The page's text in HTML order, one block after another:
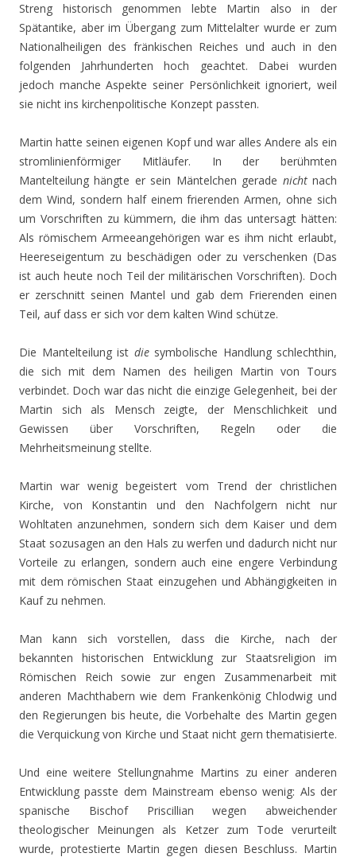
Streng historisch genommen lebte Martin also in der
Spätantike, aber im Übergang zum Mittelalter wurde er zum
Nationalheiligen des fränkischen Reiches und auch in den
folgenden Jahrhunderten hoch geachtet. Dabei wurden
jedoch manche Aspekte seiner Persönlichkeit ignoriert, weil
sie nicht ins kirchenpolitische Konzept passten.
Martin hatte seinen eigenen Kopf und war alles Andere als ein
stromlinienförmiger Mitläufer. In der berühmten
Mantelteilung hängte er sein Mäntelchen gerade nichtnach
dem Wind, sondern half einem frierenden Armen, ohne sich
um Vorschriften zu kümmern, die ihm das untersagt hätten:
Als römischem Armeeangehörigen war es ihm nicht erlaubt,
Heereseigentum zu beschädigen oder zu verschenken (Das
ist auch heute noch Teil der militärischen Vorschriften). Doch
er zerschnitt seinen Mantel und gab dem Frierenden einen
Teil, auf dass er sich vor dem kalten Wind schütze.
Die Mantelteilung ist diesymbolische Handlung schlechthin,
die sich mit dem Namen des heiligen Martin von Tours
verbindet. Doch war das nicht die einzige Gelegenheit, bei der
Martin sich als Mensch zeigte, der Menschlichkeit und
Gewissen über Vorschriften, Regeln oder die
Mehrheitsmeinung stellte.
Martin war wenig begeistert vom Trend der christlichen
Kirche, von Konstantin und den Nachfolgern nicht nur
Wohltaten anzunehmen, sondern sich dem Kaiser und dem
Staat sozusagen an den Hals zu werfen und dadurch nicht nur
Vorteile zu erlangen, sondern auch eine engere Verbindung
mit dem römischen Staat einzugehen und Abhängigkeiten in
Kauf zu nehmen.
Man kann sich vorstellen, dass die Kirche, nach der
bekannten historischen Entwicklung zur Staatsreligion im
Römischen Reich sowie zur engen Zusammenarbeit mit
anderen Machthabern wie dem Frankenkönig Chlodwig und
den Regierungen bis heute, die Vorbehalte des Martin gegen
die Verquickung von Kirche und Staat nicht gern thematisierte.
Und eine weitere Stellungnahme Martins zu einer anderen
Entwicklung passte dem Mainstream ebenso wenig: Als der
spanische Bischof Priscillian wegen abweichender
theologischer Meinungen als Ketzer zum Tode verurteilt
wurde, protestierte Martin gegen diesen Beschluss. Martin